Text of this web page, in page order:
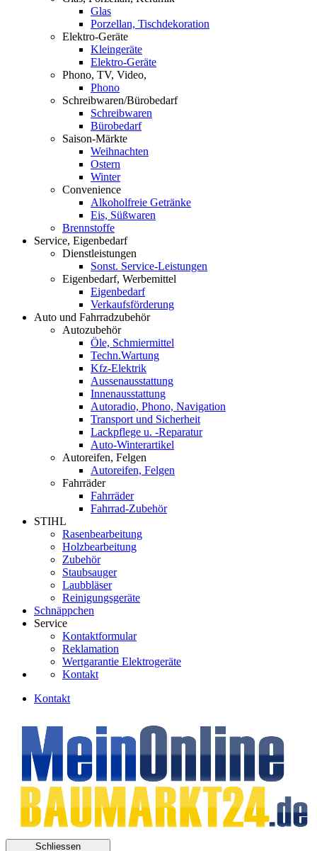
Glas
Porzellan, Tischdekoration
Elektro-Geräte
Kleingeräte
Elektro-Geräte
Phono, TV, Video,
Phono
Schreibwaren/Bürobedarf
Schreibwaren
Bürobedarf
Saison-Märkte
Weihnachten
Ostern
Winter
Convenience
Alkoholfreie Getränke
Eis, Süßwaren
Brennstoffe
Service, Eigenbedarf
Dienstleistungen
Sonst. Service-Leistungen
Eigenbedarf, Werbemittel
Eigenbedarf
Verkaufsförderung
Auto und Fahrradzubehör
Autozubehör
Öle, Schmiermittel
Techn.Wartung
Kfz-Elektrik
Aussenausstattung
Innenausstattung
Autoradio, Phono, Navigation
Transport und Sicherheit
Lackpflege u. -Reparatur
Auto-Winterartikel
Autoreifen, Felgen
Autoreifen, Felgen
Fahrräder
Fahrräder
Fahrrad-Zubehör
STIHL
Rasenbearbeitung
Holzbearbeitung
Zubehör
Staubsauger
Laubbläser
Reinigungsgeräte
Schnäppchen
Service
Kontaktformular
Reklamation
Wertgarantie Elektrogeräte
Kontakt
Kontakt
Schliessen